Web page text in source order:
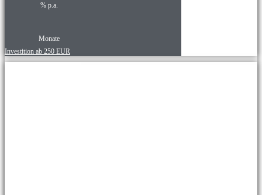
% p.a.
Monate
Investition ab 250 EUR